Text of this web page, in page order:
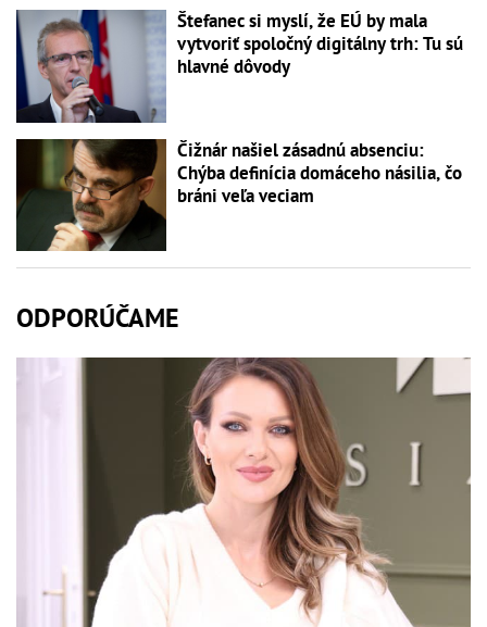
Štefanec si myslí, že EÚ by mala
vytvoriť spoločný digitálny trh: Tu sú
hlavné dôvody
Čižnár našiel zásadnú absenciu:
Chýba definícia domáceho násilia, čo
bráni veľa veciam
ODPORÚČAME